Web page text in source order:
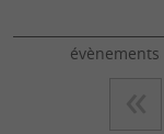
évènements